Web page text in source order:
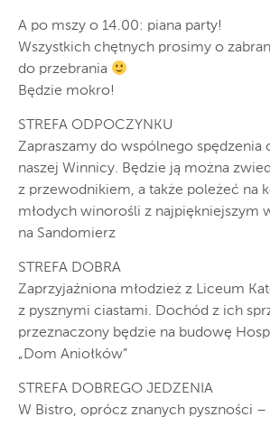
A po mszy o 14.00: piana party!
Wszystkich chętnych prosimy o
do przebrania
Będzie mokro!
STREFA ODPOCZYNKU
Zapraszamy do wspólnego spędzenia
naszej Winnicy. Będzie ją można
z przewodnikiem, a także poleżeć na
młodych winorośli z najpiękniejszym
na Sandomierz
STREFA DOBRA
Zaprzyjaźniona młodzież z Liceum
z pysznymi ciastami. Dochód z ich
przeznaczony będzie na budowę
„Dom Aniołków”
STREFA DOBREGO JEDZENIA
W Bistro, oprócz znanych pyszności